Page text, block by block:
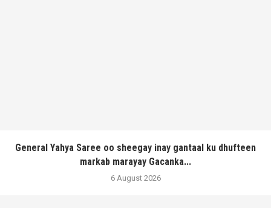
General Yahya Saree oo sheegay inay gantaal ku dhufteen
markab marayay Gacanka...
6 August 2026